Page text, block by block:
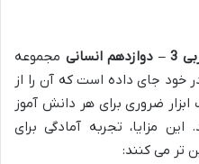
مجموعه
خود جای داده است که آن را از
ضروری برای هر دانش آموز
مزایا، تجربه آمادگی برای
تر می کنند: